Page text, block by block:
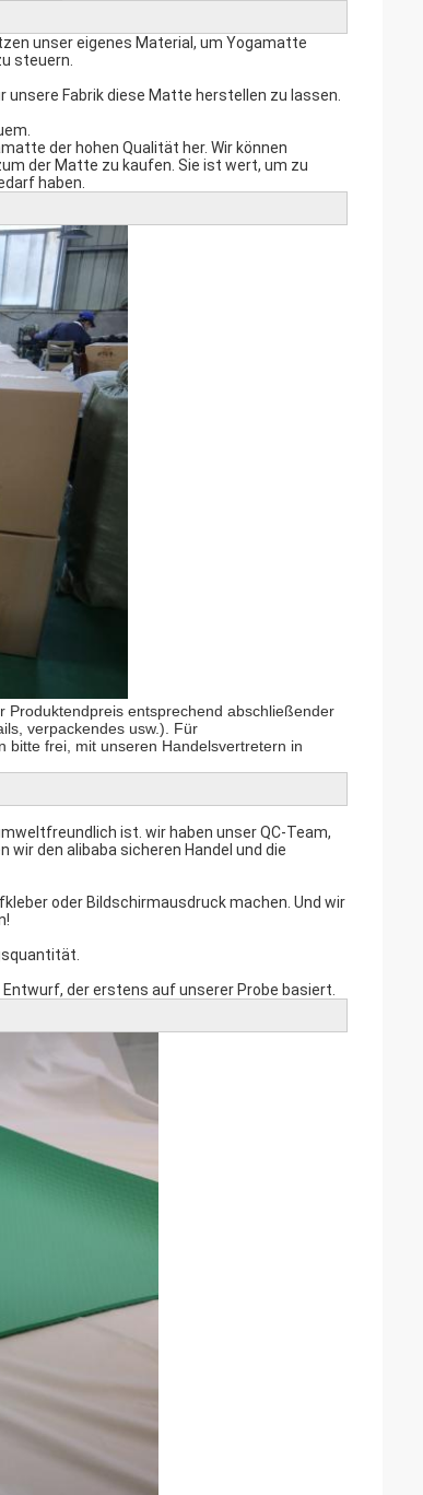
unser eigenes Material, um Yogamatte
steuern.
Fabrik diese Matte herstellen zu lassen.
der hohen Qualität her. Wir können
der Matte zu kaufen. Sie ist wert, um zu
haben.
Produktendpreis entsprechend abschließender
verpackendes usw.). Für
bitte frei, mit unseren Handelsvertretern in
ist. wir haben unser QC-Team,
den alibaba sicheren Handel und die
oder Bildschirmausdruck machen. Und wir
der erstens auf unserer Probe basiert.